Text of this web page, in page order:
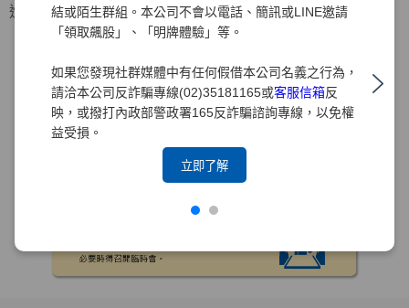
結或陌生群組。本公司不會以電話、簡訊或LINE邀請
「領取飆股」、「明牌體驗」等。
如果您發現社群媒體中有任何假借本公司名義之行為，
請洽本公司反詐騙專線(02)35181165或客服信箱反
映，或撥打內政部警政署165反詐騙諮詢專線，以免權
益受損。
立即了解
進計畫之推動。